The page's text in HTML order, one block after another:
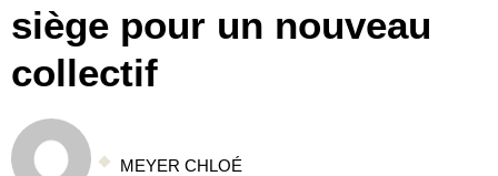
siège pour un nouveau
collectif
MEYER CHLOÉ